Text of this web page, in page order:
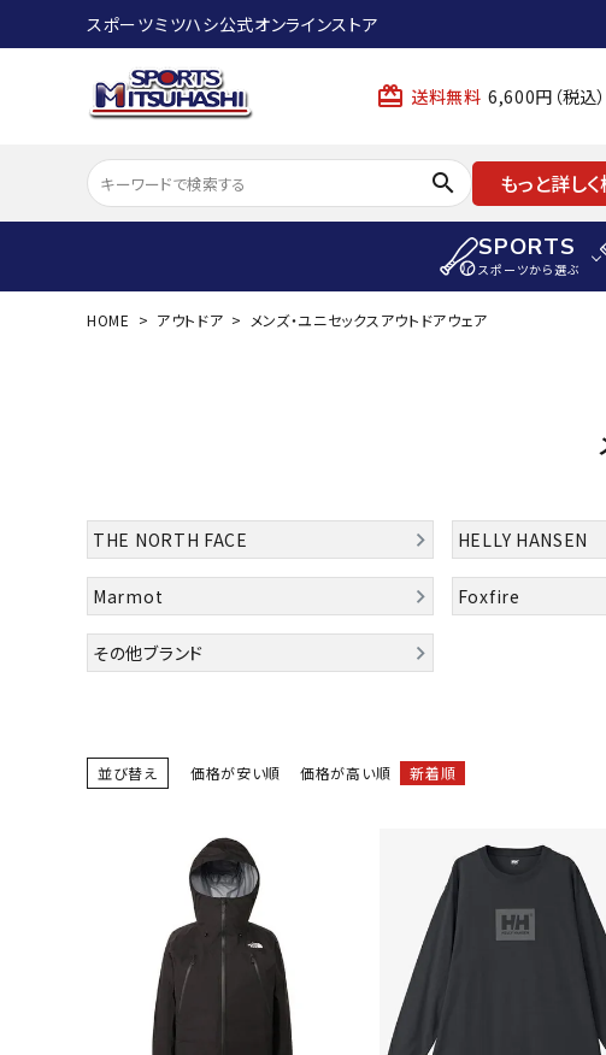
スポーツミツハシ公式オンラインストア
card_giftcard 送料無料 6,600円（税込
search もっと詳し
SPORTS
スポーツから選ぶ
陸上競技用シュー
陸上競技用ウィメン
陸上競技用ソックス
その他アクセサリー
ACCOUNT MENU
アイテムから選ぶ
ブランドから選ぶ
SALE品はこちら
ご利用ガイド
プライバシーポリシー
HOME アウトドア メンズ・ユニセックスアウトドアウェア
THE NORTH FACE
HELLY HANSEN
Marmot Foxfire
その他ブランド
並び替え 価格が安い順 価格が高い順 新着順